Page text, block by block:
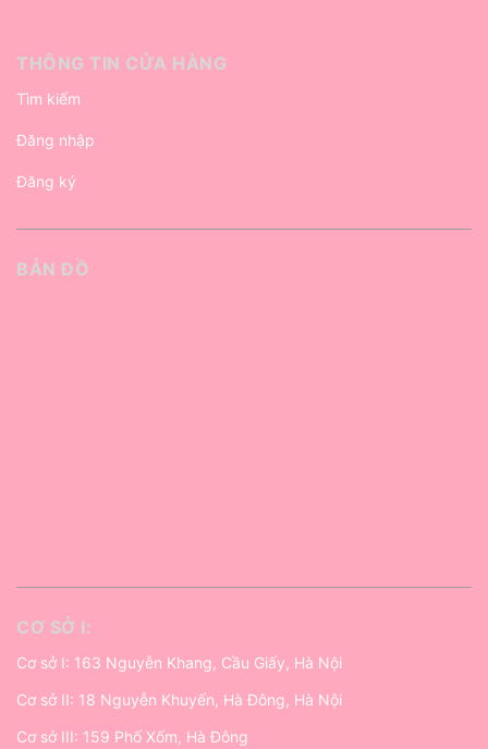
THÔNG TIN CỬA HÀNG
Tìm kiếm
Đăng nhập
Đăng ký
BẢN ĐỒ
CƠ SỞ I:
Cơ sở I: 163 Nguyễn Khang, Cầu Giấy, Hà Nội
Cơ sở II: 18 Nguyễn Khuyến, Hà Đông, Hà Nội
Cơ sở III: 159 Phố Xốm, Hà Đông